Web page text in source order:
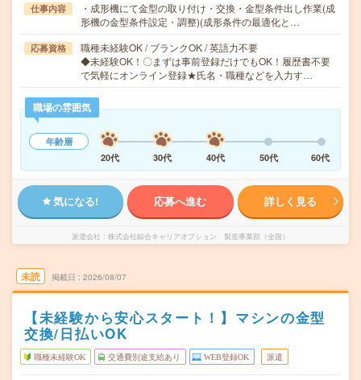
仕事内容
・成形機にて金型の取り付け・交換・金型条件出し作業(成
形機の金型条件設定・調整)(成形条件の最適化と…
応募資格
職種未経験OK / ブランクOK / 英語力不要
◆未経験OK！〇まずは事前登録だけでもOK！履歴書不要
で気軽にオンライン登録★氏名・職種などを入力す…
職場の雰囲気
年齢層
20代
30代 40代 50代 60代
気になる! 応募へ進む 詳しく見る
派遣会社 株式会社綜合キャリアオプション 製造事業部（全国）
未読 掲載日 2026/08/07
【未経験から安心スタート！】マシンの金型
交換/日払いOK
職種未経験OK 交通費別途支給あり WEB登録OK 派遣